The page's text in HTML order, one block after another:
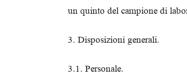
un quinto del campione di
3. Disposizioni generali.
3.1. Personale.